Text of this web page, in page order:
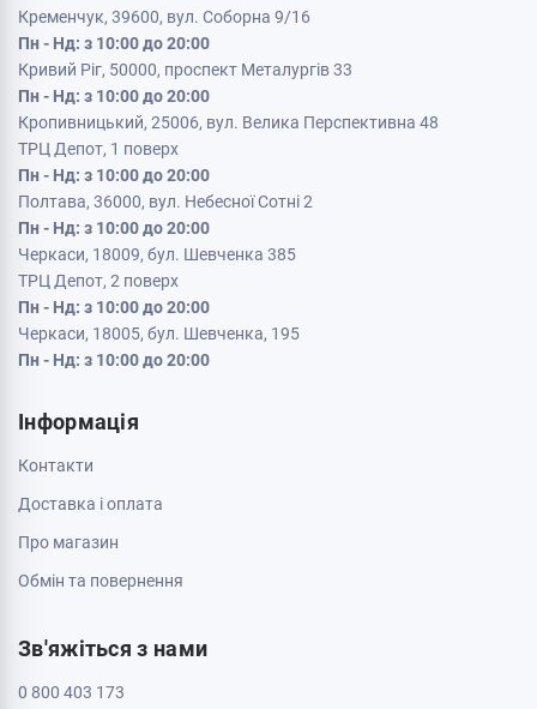
Кременчук, 39600, вул. Соборна 9/16
Пн - Нд: з 10:00 до 20:00
Кривий Ріг, 50000, проспект Металургів 33
Кропивницький, 25006, вул. Велика Перспективна 48
Полтава, 36000, вул. Небесної Сотні 2
Пн - Нд: з 10:00 до 20:00
ТРЦ Депот, 2 поверх
Черкаси, 18005, бул. Шевченка, 195